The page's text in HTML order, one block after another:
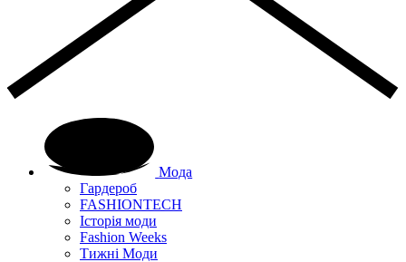
Мода
Гардероб
FASHIONTECH
Історія моди
Fashion Weeks
Тижні Моди